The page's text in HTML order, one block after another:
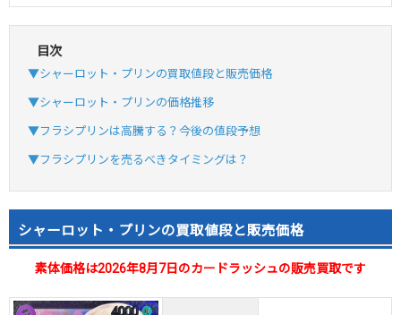
目次
▼シャーロット・プリンの買取値段と販売価格
▼シャーロット・プリンの価格推移
▼フラシプリンは高騰する？今後の値段予想
▼フラシプリンを売るべきタイミングは？
シャーロット・プリンの買取値段と販売価格
素体価格は2026年8月7日のカードラッシュの販売買取です